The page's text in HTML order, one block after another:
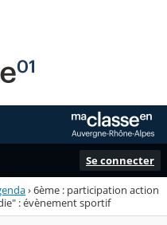
Se connecter
›6ème : participation action
: évènement sportif